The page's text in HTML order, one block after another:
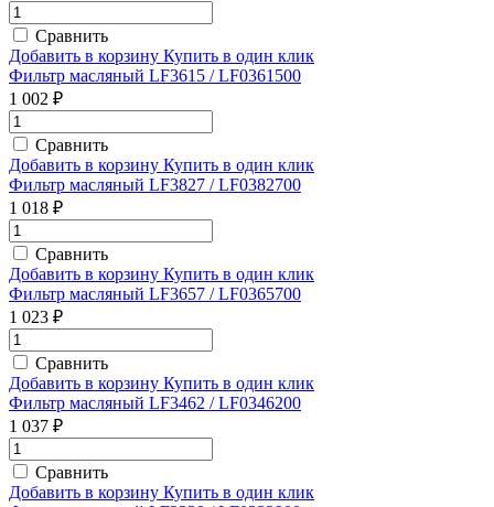
Сравнить
Добавить в корзину Купить в один клик
Фильтр масляный LF3615 / LF0361500
1 002 ₽
Сравнить
Добавить в корзину Купить в один клик
Фильтр масляный LF3827 / LF0382700
1 018 ₽
Сравнить
Добавить в корзину Купить в один клик
Фильтр масляный LF3657 / LF0365700
1 023 ₽
Сравнить
Добавить в корзину Купить в один клик
Фильтр масляный LF3462 / LF0346200
1 037 ₽
Сравнить
Добавить в корзину Купить в один клик